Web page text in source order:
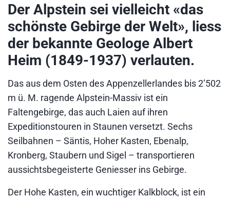
Der Alpstein sei vielleicht «das
schönste Gebirge der Welt», liess
der bekannte Geologe Albert
Heim (1849-1937) verlauten.
Das aus dem Osten des Appenzellerlandes bis 2’502
m ü. M. ragende Alpstein-Massiv ist ein
Faltengebirge, das auch Laien auf ihren
Expeditionstouren in Staunen versetzt. Sechs
Seilbahnen – Säntis, Hoher Kasten, Ebenalp,
Kronberg, Staubern und Sigel – transportieren
aussichtsbegeisterte Geniesser ins Gebirge.
Der Hohe Kasten, ein wuchtiger Kalkblock, ist ein